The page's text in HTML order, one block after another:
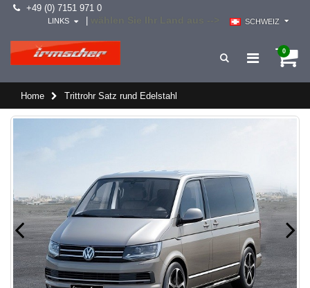
+49 (0) 7151 971 0
SCHWEIZ
LINKS
0
Home Trittrohr Satz rund Edelstahl